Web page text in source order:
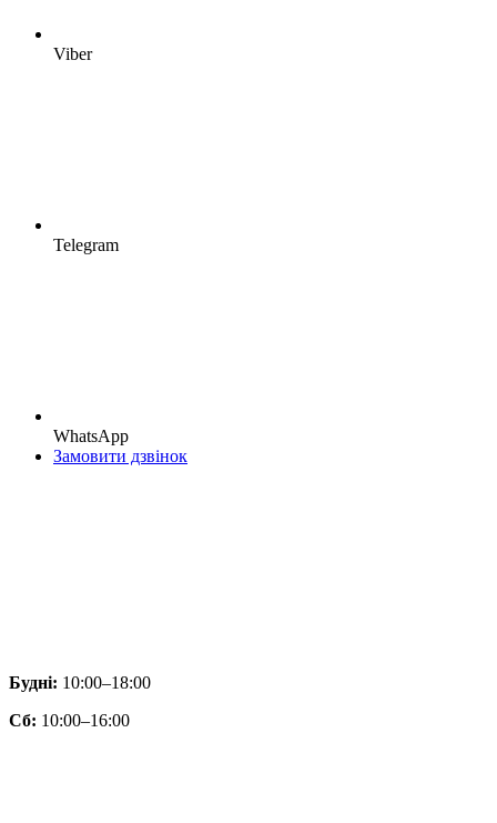
Viber
Telegram
WhatsApp
Замовити дзвінок
Будні: 10:00–18:00
Сб: 10:00–16:00